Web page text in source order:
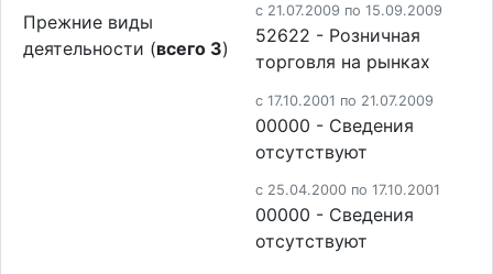
Прежние виды
деятельности (всего 3)
c 21.07.2009 по 15.09.2009
52622 - Розничная
торговля на рынках
c 17.10.2001 по 21.07.2009
00000 - Cведения
отсутствуют
c 25.04.2000 по 17.10.2001
00000 - Cведения
отсутствуют